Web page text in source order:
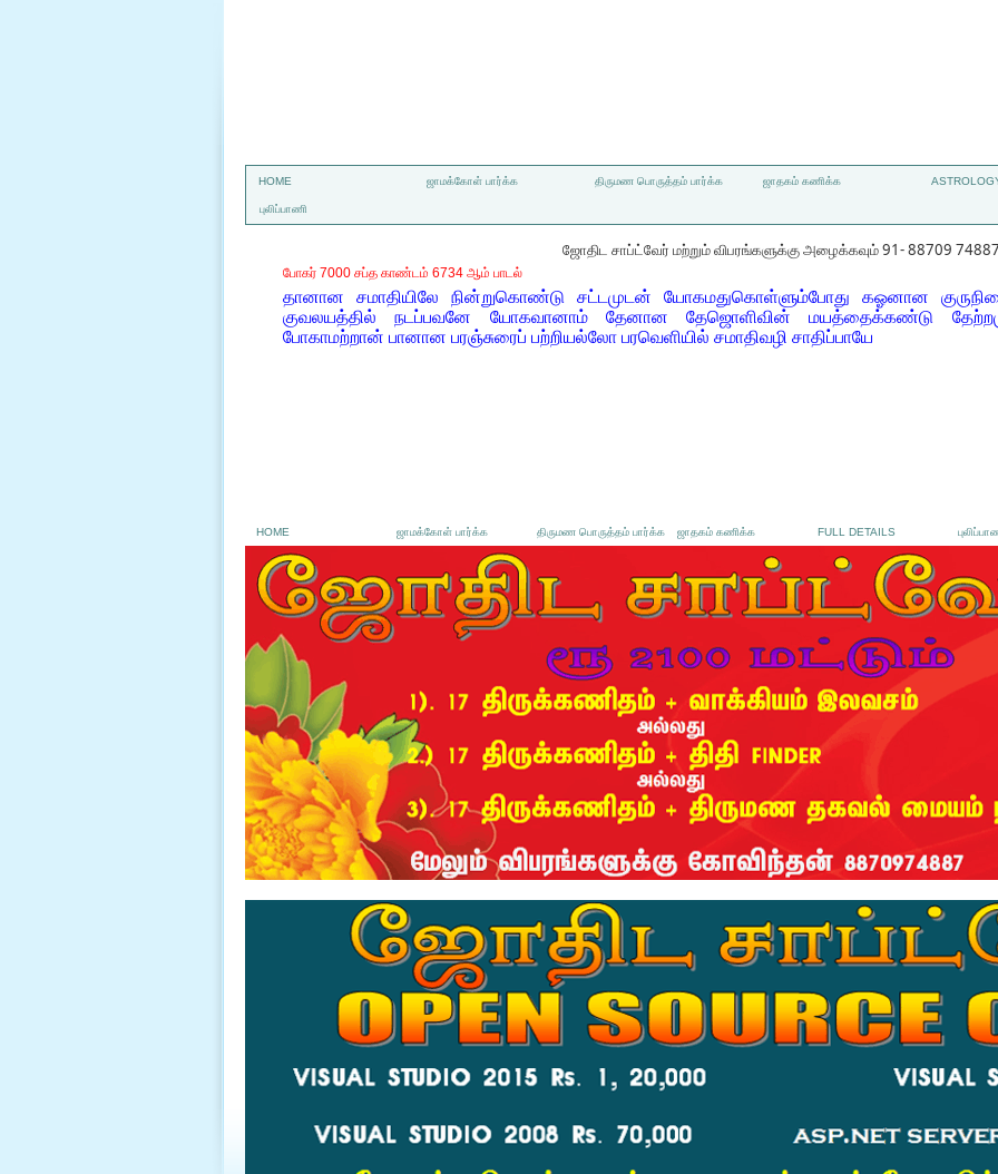
HOME ஜாமக்கோள் பார்க்க திருமண பொருத்தம் பார்க்க ஜாதகம் கணிக்க
புலிப்பாணி
ஜோதிட சாப்ட்வேர் மற்றும் விபரங்களுக்கு அழைக்கவும் 91- 88709
போகர் 7000 சப்த காண்டம் 6734 ஆம் பாடல்
தானான சமாதியிலே நின்றுகொண்டு சட்டமுடன் யோகமதுகொள்ளும்போது கஓனான
குவலயத்தில் நடப்பவனே யோகவானாம் தேனான தேஜொளிவின் மயத்தைக்கண்டு
போகாமற்றான் பானான பரஞ்சுரைப் பற்றியல்லோ பரவெளியில் சமாதிவழி சாதிப்பாயே
HOME ஜாமக்கோள் பார்க்க திருமண பொருத்தம் பார்க்க ஜாதகம் கணிக்க FULL DETAILS